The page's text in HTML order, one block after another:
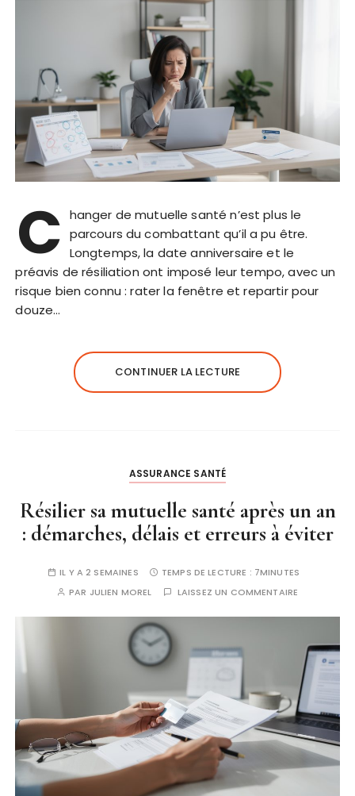
C hanger de mutuelle santé n’est plus le
parcours du combattant qu’il a pu être.
Longtemps, la date anniversaire et le
préavis de résiliation ont imposé leur tempo, avec un
risque bien connu : rater la fenêtre et repartir pour
douze…
CONTINUER LA LECTURE
ASSURANCE SANTÉ
Résilier sa mutuelle santé après un an
: démarches, délais et erreurs à éviter
IL Y A 2 SEMAINES TEMPS DE LECTURE : 7MINUTES
PAR JULIEN MOREL LAISSEZ UN COMMENTAIRE